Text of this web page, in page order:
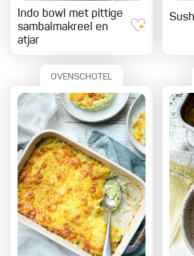
Indo bowl met pittige
sambalmakreel en
atjar
OVENSCHOTEL